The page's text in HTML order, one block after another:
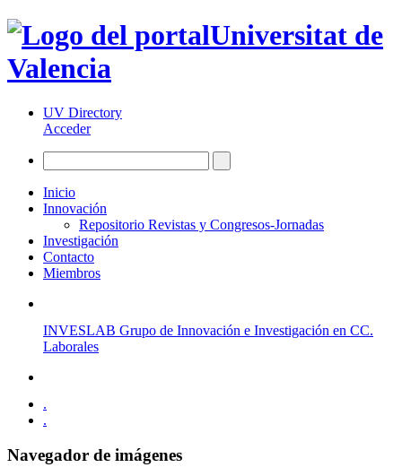
Universitat de
Valencia
UV Directory
Acceder
Inicio
Innovación
Repositorio Revistas y Congresos-Jornadas
Investigación
Contacto
Miembros
INVESLAB Grupo de Innovación e Investigación en CC.
Laborales
.
.
Navegador de imágenes